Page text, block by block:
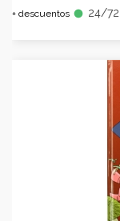
+ descuentos fiber_manual_record 24/